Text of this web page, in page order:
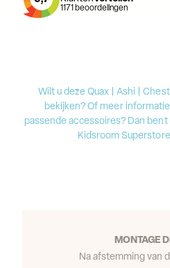
1171 beoordelingen
Wilt u deze Quax | Ashi |
bekijken? Of meer
passende accessoires? Dan
Kidsroom
MONTAGE
Na afstemming van